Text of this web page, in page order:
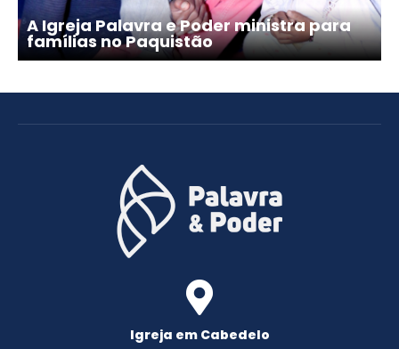
A Igreja Palavra e Poder ministra para
famílias no Paquistão
Igreja em Cabedelo